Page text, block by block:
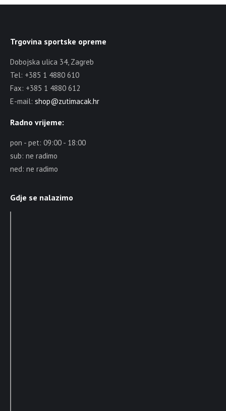
Trgovina sportske opreme
Dobojska ulica 34, Zagreb
Tel: +385 1 4880 610
Fax: +385 1 4880 612
E-mail: shop@zutimacak.hr
Radno vrijeme:
pon - pet: 09:00 - 18:00
sub: ne radimo
ned: ne radimo
Gdje se nalazimo